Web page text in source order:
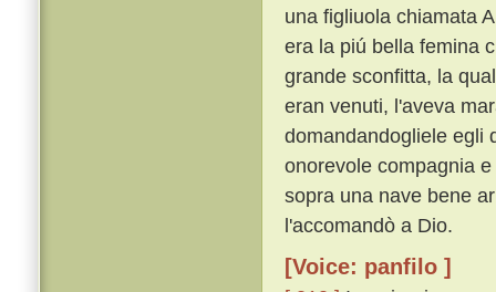
una figliuola chiamata
era la piú bella femina
grande sconfitta, la
eran venuti, l'aveva
domandandogliele egli
onorevole compagnia
sopra una nave bene
l'accomandò a Dio.
[Voice: panfilo ]